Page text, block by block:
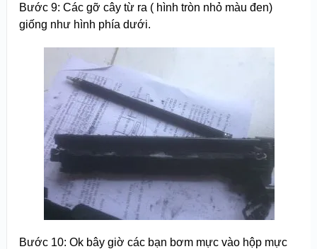
Bước 9: Các gỡ cây từ ra ( hình tròn nhỏ màu đen)
giống như hình phía dưới.
Bước 10: Ok bây giờ các bạn bơm mực vào hộp mực